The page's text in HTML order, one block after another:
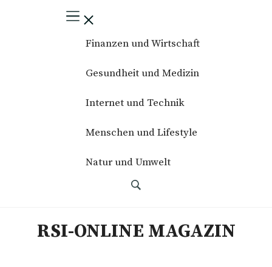
Finanzen und Wirtschaft
Gesundheit und Medizin
Internet und Technik
Menschen und Lifestyle
Natur und Umwelt
RSI-ONLINE MAGAZIN